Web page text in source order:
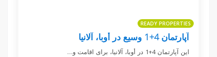
READY PROPERTIES
آپارتمان 4+1 وسیع در أوبا، آلانیا
این آپارتمان 4+1 در أوبا، آلانیا، برای اقامت و…